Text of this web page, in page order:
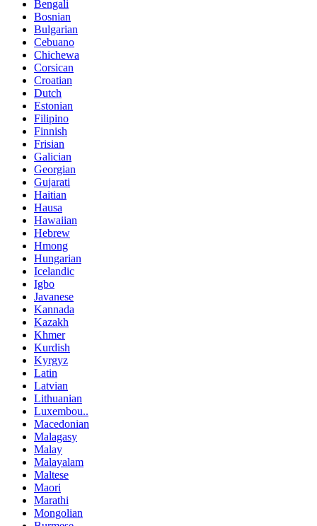
Bengali
Bosnian
Bulgarian
Cebuano
Chichewa
Corsican
Croatian
Dutch
Estonian
Filipino
Finnish
Frisian
Galician
Georgian
Gujarati
Haitian
Hausa
Hawaiian
Hebrew
Hmong
Hungarian
Icelandic
Igbo
Javanese
Kannada
Kazakh
Khmer
Kurdish
Kyrgyz
Latin
Latvian
Lithuanian
Luxembou..
Macedonian
Malagasy
Malay
Malayalam
Maltese
Maori
Marathi
Mongolian